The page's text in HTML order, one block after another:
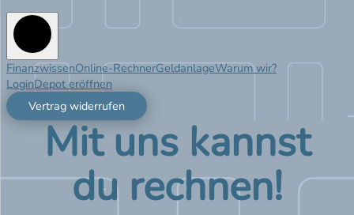
FinanzwissenOnline-RechnerGeldanlageWarum wir?
LoginDepot eröffnen
Vertrag widerrufen
Mit uns kannst
du rechnen!